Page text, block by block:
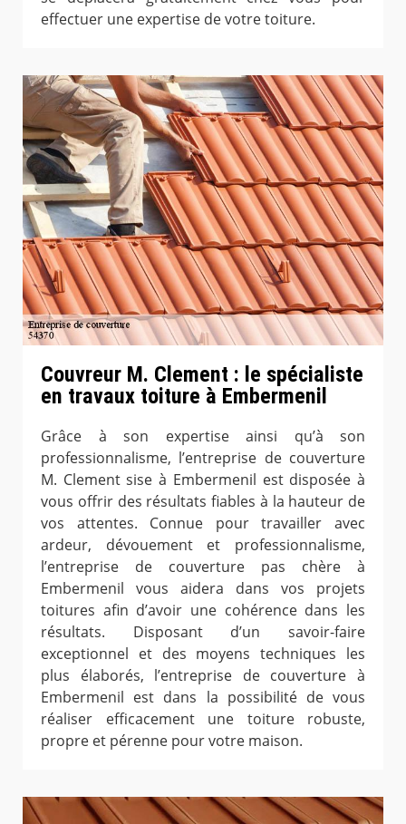
effectuer une expertise de votre toiture.
Couvreur M. Clement : le spécialiste
en travaux toiture à Embermenil
Grâce à son expertise ainsi qu’à son
professionnalisme, l’entreprise de couverture
M. Clement sise à Embermenil est disposée à
vous offrir des résultats fiables à la hauteur de
vos attentes. Connue pour travailler avec
ardeur, dévouement et professionnalisme,
l’entreprise de couverture pas chère à
Embermenil vous aidera dans vos projets
toitures afin d’avoir une cohérence dans les
résultats. Disposant d’un savoir-faire
exceptionnel et des moyens techniques les
plus élaborés, l’entreprise de couverture à
Embermenil est dans la possibilité de vous
réaliser efficacement une toiture robuste,
propre et pérenne pour votre maison.